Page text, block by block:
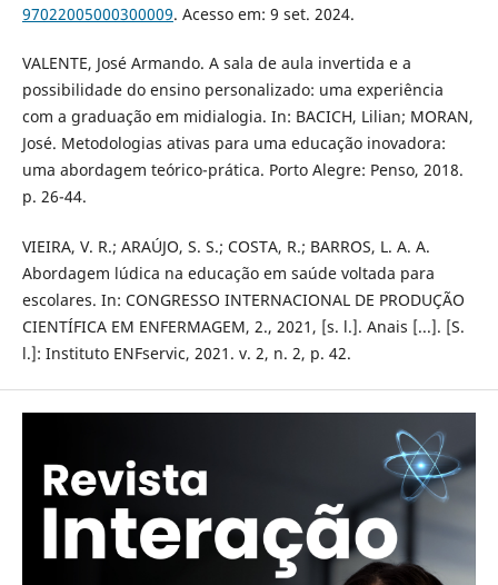
97022005000300009. Acesso em: 9 set. 2024.
VALENTE, José Armando. A sala de aula invertida e a
possibilidade do ensino personalizado: uma experiência
com a graduação em midialogia. In: BACICH, Lilian; MORAN,
José. Metodologias ativas para uma educação inovadora:
uma abordagem teórico-prática. Porto Alegre: Penso, 2018.
p. 26-44.
VIEIRA, V. R.; ARAÚJO, S. S.; COSTA, R.; BARROS, L. A. A.
Abordagem lúdica na educação em saúde voltada para
escolares. In: CONGRESSO INTERNACIONAL DE PRODUÇÃO
CIENTÍFICA EM ENFERMAGEM, 2., 2021, [s. l.]. Anais [...]. [S.
l.]: Instituto ENFservic, 2021. v. 2, n. 2, p. 42.